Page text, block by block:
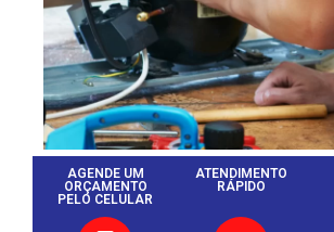
AGENDE UM
ORÇAMENTO
PELO CELULAR
ATENDIMENTO
RÁPIDO